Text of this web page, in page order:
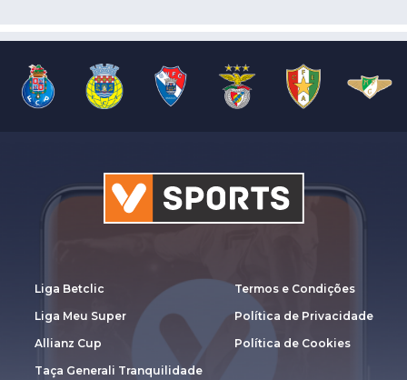
Liga Betclic
Liga Meu Super
Allianz Cup
Taça Generali Tranquilidade
Termos e Condições
Política de Privacidade
Política de Cookies